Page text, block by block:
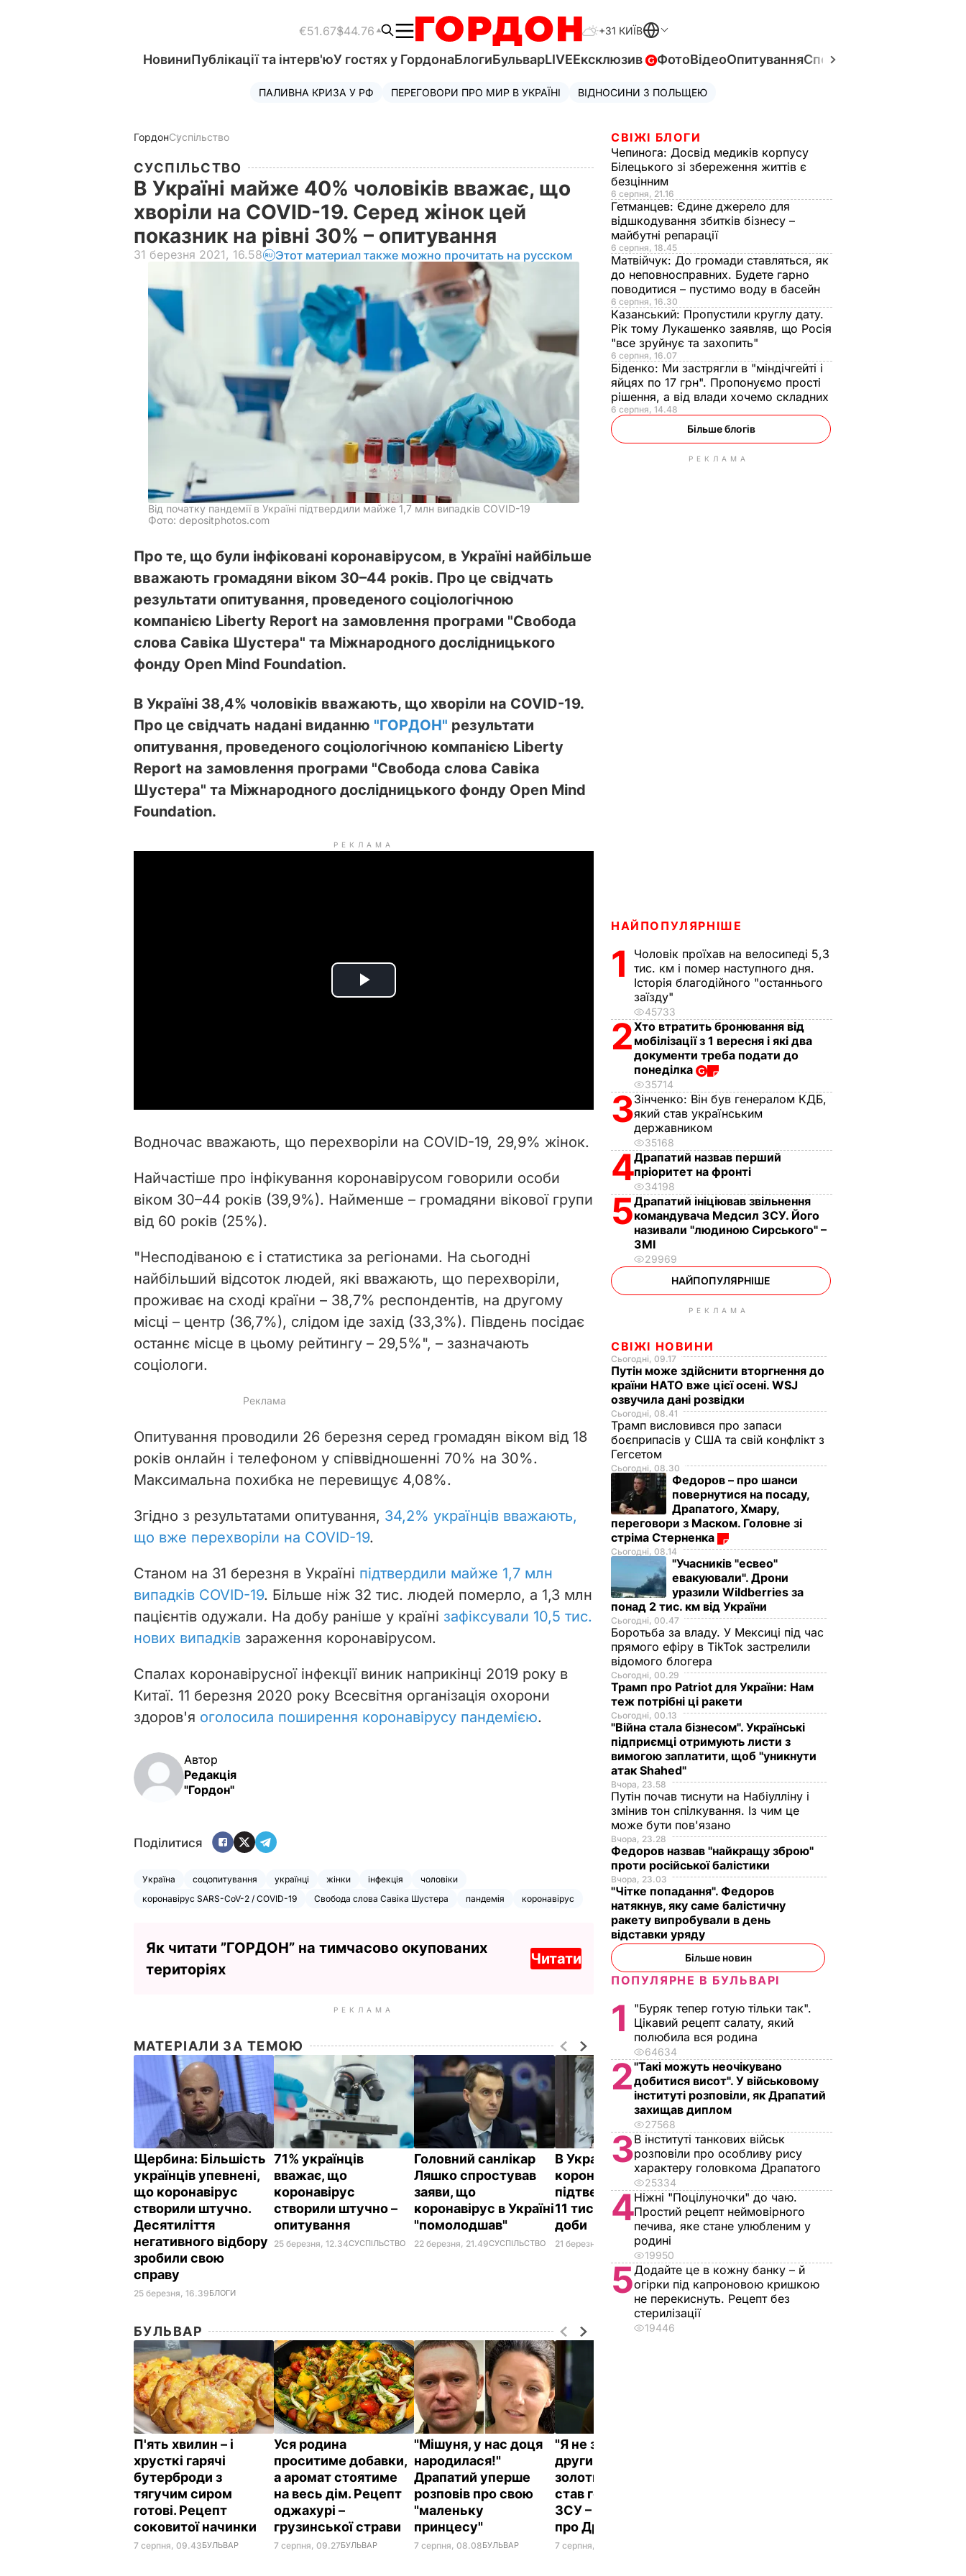
€51.67$44.76 +31 КИЇВ
НовиниПублікації та інтерв'юУ гостях у ГордонаБлогиБульварLIVEЕксклюзив ФотоВідеоОпитуванняСпецпроєкти
ПАЛИВНА КРИЗА У РФ ПЕРЕГОВОРИ ПРО МИР В УКРАЇНІ ВІДНОСИНИ З ПОЛЬЩЕЮ
ГордонСуспільство
СУСПІЛЬСТВО
В Україні майже 40% чоловіків вважає, що
хворіли на COVID-19. Серед жінок цей
показник на рівні 30% – опитування
31 березня 2021, 16.58 Этот материал также можно прочитать на русском
Від початку пандемії в Україні підтвердили майже 1,7 млн випадків COVID-19
Фото: depositphotos.com
Про те, що були інфіковані коронавірусом, в Україні найбільше
вважають громадяни віком 30–44 років. Про це свідчать
результати опитування, проведеного соціологічною
компанією Liberty Report на замовлення програми "Свобода
слова Савіка Шустера" та Міжнародного дослідницького
фонду Open Mind Foundation.
В Україні 38,4% чоловіків вважають, що хворіли на COVID-19.
Про це свідчать надані виданню "ГОРДОН" результати
опитування, проведеного соціологічною компанією Liberty
Report на замовлення програми "Свобода слова Савіка
Шустера" та Міжнародного дослідницького фонду Open Mind
Foundation.
РЕКЛАМА
P
d
o
Водночас вважають, що перехворіли на COVID-19, 29,9% жінок.
Найчастіше про інфікування коронавірусом говорили особи
віком 30–44 років (39,9%). Найменше – громадяни вікової групи
від 60 років (25%).
"Несподіваною є і статистика за регіонами. На сьогодні
найбільший відсоток людей, які вважають, що перехворіли,
проживає на сході країни – 38,7% респондентів, на другому
місці – центр (36,7%), слідом іде захід (33,3%). Південь посідає
останнє місце в цьому рейтингу – 29,5%", – зазначають
соціологи.
Опитування проводили 26 березня серед громадян віком від 18
років онлайн і телефоном у співвідношенні 70% на 30%.
Максимальна похибка не перевищує 4,08%.
Згідно з результатами опитування, 34,2% українців вважають,
що вже перехворіли на COVID-19.
Станом на 31 березня в Україні підтвердили майже 1,7 млн
випадків COVID-19. Більше ніж 32 тис. людей померло, а 1,3 млн
пацієнтів одужали. На добу раніше у країні зафіксували 10,5 тис.
нових випадків зараження коронавірусом.
Спалах коронавірусної інфекції виник наприкінці 2019 року в
Китаї. 11 березня 2020 року Всесвітня організація охорони
здоров'я оголосила поширення коронавірусу пандемією.
Автор
Редакція
"Гордон"
Поділитися
Україна соцопитування українці жінки інфекція
чоловіки
коронавірус SARS-CoV-2 / COVID-19
Свобода слова Савіка Шустера пандемія коронавірус
Як читати ”ГОРДОН” на тимчасово окупованих
територіях
Читати
РЕКЛАМА
МАТЕРІАЛИ ЗА ТЕМОЮ
Щербина: Більшість
українців упевнені,
що коронавірус
створили штучно.
Десятиліття
негативного відбору
зробили свою
справу
25 березня, 16.39БЛОГИ
71% українців
вважає, що
коронавірус
створили штучно –
опитування
25 березня, 12.34СУСПІЛЬСТВО
Головний санлікар
Ляшко спростував
заяви, що
коронавірус в Україні
"помолодшав"
22 березня, 21.49СУСПІЛЬСТВО
В Україні
коронавірус
підтвердили у понад
11 тис. осіб протягом
доби
21 березня, 08.38 СУСПІЛЬСТВО
БУЛЬВАР
П'ять хвилин – і
хрусткі гарячі
бутерброди з
тягучим сиром
готові. Рецепт
соковитої начинки
7 серпня, 09.43БУЛЬВАР
Уся родина
проситиме добавки,
а аромат стоятиме
на весь дім. Рецепт
оджахурі –
грузинської страви
7 серпня, 09.27БУЛЬВАР
"Мішуня, у нас доця
народилася!"
Драпатий уперше
розповів про свою
"маленьку
принцесу"
7 серпня, 08.08БУЛЬВАР
"Я не звик бути
другим номером". Як
золотий медаліст
став головкомом
ЗСУ – найцікавіше
про Драпатого
7 серпня, 07.07
СВІЖІ БЛОГИ
Чепинога: Досвід медиків корпусу
Білецького зі збереження життів є
безцінним
6 серпня, 21.16
Гетманцев: Єдине джерело для
відшкодування збитків бізнесу –
майбутні репарації
6 серпня, 18.45
Матвійчук: До громади ставляться, як
до неповносправних. Будете гарно
поводитися – пустимо воду в басейн
6 серпня, 16.30
Казанський: Пропустили круглу дату.
Рік тому Лукашенко заявляв, що Росія
"все зруйнує та захопить"
6 серпня, 16.07
Біденко: Ми застрягли в "міндічгейті і
яйцях по 17 грн". Пропонуємо прості
рішення, а від влади хочемо складних
6 серпня, 14.48
Більше блогів
РЕКЛАМА
НАЙПОПУЛЯРНІШЕ
1
Чоловік проїхав на велосипеді 5,3
тис. км і помер наступного дня.
Історія благодійного "останнього
заїзду"
45733
2Хто втратить бронювання від
мобілізації з 1 вересня і які два
документи треба подати до
понеділка
35714
3Зінченко: Він був генералом КДБ,
який став українським
державником
35168
4Драпатий назвав перший
пріоритет на фронті
34198
5Драпатий ініціював звільнення
командувача Медсил ЗСУ. Його
називали "людиною Сирського" –
ЗМІ
29969
НАЙПОПУЛЯРНІШЕ
РЕКЛАМА
СВІЖІ НОВИНИ
Сьогодні, 09.17
Путін може здійснити вторгнення до
країни НАТО вже цієї осені. WSJ
озвучила дані розвідки
Сьогодні, 08.41
Трамп висловився про запаси
боєприпасів у США та свій конфлікт з
Гегсетом
Сьогодні, 08.30
Федоров – про шанси
повернутися на посаду,
Драпатого, Хмару,
переговори з Маском. Головне зі
стріма Стерненка
Сьогодні, 08.14
"Учасників "есвео"
евакуювали". Дрони
уразили Wildberries за
понад 2 тис. км від України
Сьогодні, 00.47
Боротьба за владу. У Мексиці під час
прямого ефіру в TikTok застрелили
відомого блогера
Сьогодні, 00.29
Трамп про Patriot для України: Нам
теж потрібні ці ракети
Сьогодні, 00.13
"Війна стала бізнесом". Українські
підприємці отримують листи з
вимогою заплатити, щоб "уникнути
атак Shahed"
Вчора, 23.58
Путін почав тиснути на Набіулліну і
змінив тон спілкування. Із чим це
може бути пов'язано
Вчора, 23.28
Федоров назвав "найкращу зброю"
проти російської балістики
Вчора, 23.03
"Чітке попадання". Федоров
натякнув, яку саме балістичну
ракету випробували в день
відставки уряду
Більше новин
ПОПУЛЯРНЕ В БУЛЬВАРІ
1
"Буряк тепер готую тільки так".
Цікавий рецепт салату, який
полюбила вся родина
64634
2"Такі можуть неочікувано
добитися висот". У військовому
інституті розповіли, як Драпатий
захищав диплом
27568
3В інституті танкових військ
розповіли про особливу рису
характеру головкома Драпатого
25334
4Ніжні "Поцілуночки" до чаю.
Простий рецепт неймовірного
печива, яке стане улюбленим у
родині
19950
5Додайте це в кожну банку – й
огірки під капроновою кришкою
не перекиснуть. Рецепт без
стерилізації
19446